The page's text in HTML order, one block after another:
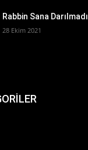
Rabbin Sana Darılmadı
28 Ekim 2021